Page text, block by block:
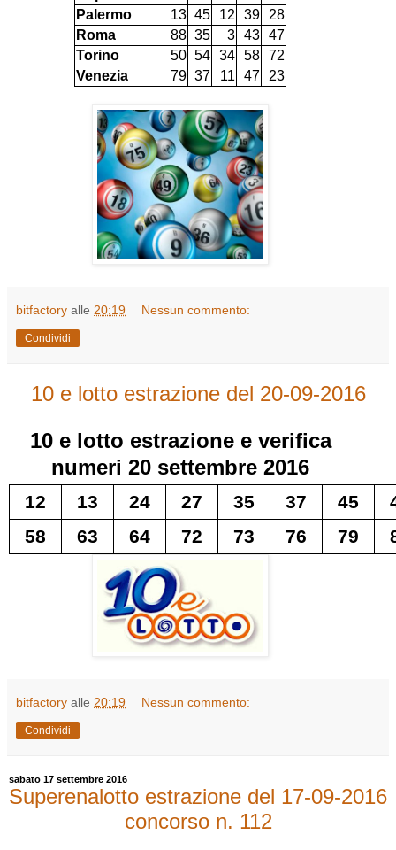
Palermo
13 45 12 39
28
Roma
88 35 3 43 47
Torino
50 54 34 58 72
Venezia
79 37 11 47 23
bitfactory alle 20:19 Nessun commento:
Condividi
10 e lotto estrazione del 20-09-2016
10 e lotto estrazione e verifica
numeri 20 settembre 2016
12 13 24 27 35 37 45
58
63 64 72 73 76 79
bitfactory alle 20:19 Nessun commento:
Condividi
sabato 17 settembre 2016
Superenalotto estrazione del 17-09-2016
concorso n. 112